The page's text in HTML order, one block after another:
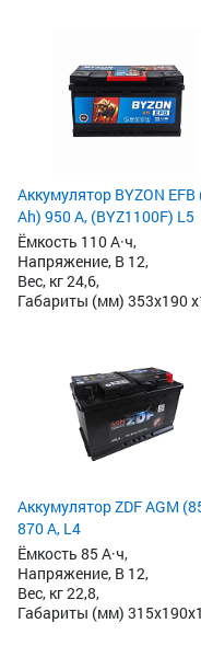
Аккумулятор BYZON EFB
Ah) 950 А, (BYZ1100F) L5
Ёмкость 110 А·ч,
Напряжение, В 12,
Вес, кг 24,6,
Габариты (мм) 353x190
Аккумулятор ZDF AGM
870 А, L4
Ёмкость 85 А·ч,
Напряжение, В 12,
Вес, кг 22,8,
Габариты (мм)